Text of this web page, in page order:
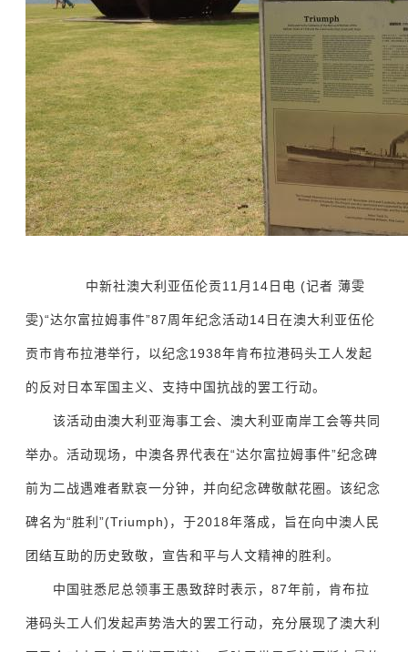
中新社澳大利亚伍伦贡11月14日电 (记者 薄雯
雯)“达尔富拉姆事件”87周年纪念活动14日在澳大利亚伍伦
贡市肯布拉港举行，以纪念1938年肯布拉港码头工人发起
的反对日本军国主义、支持中国抗战的罢工行动。
该活动由澳大利亚海事工会、澳大利亚南岸工会等共同
举办。活动现场，中澳各界代表在“达尔富拉姆事件”纪念碑
前为二战遇难者默哀一分钟，并向纪念碑敬献花圈。该纪念
碑名为“胜利”(Triumph)，于2018年落成，旨在向中澳人民
团结互助的历史致敬，宣告和平与人文精神的胜利。
中国驻悉尼总领事王愚致辞时表示，87年前，肯布拉
港码头工人们发起声势浩大的罢工行动，充分展现了澳大利